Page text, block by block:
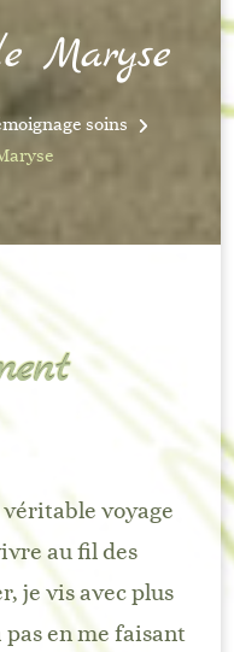
Maryse
soins
véritable voyage
au fil des
je vis avec plus
pas en me faisant